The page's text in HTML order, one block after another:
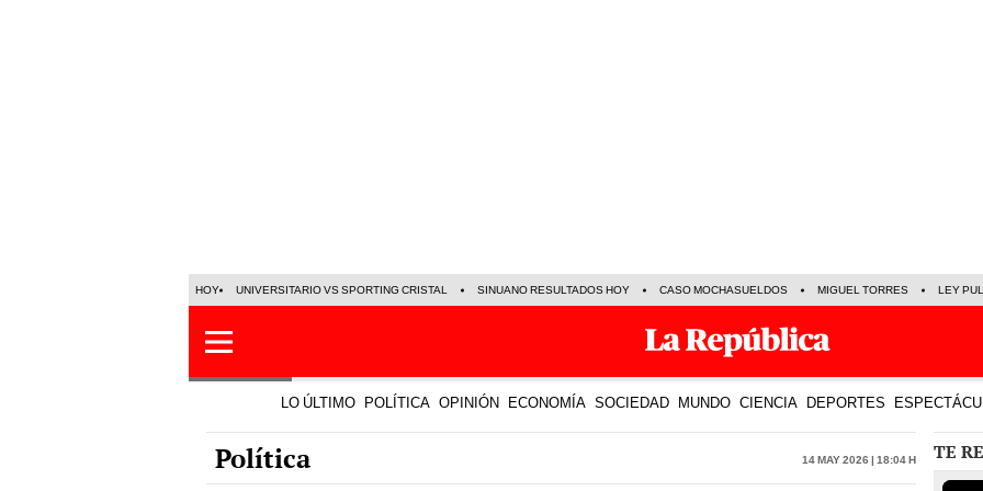
HOY UNIVERSITARIO VS SPORTING CRISTAL SINUANO RESULTADOS HOY CASO MOCHASUELDOS MIGUEL TORRES LEY
LO ÚLTIMO POLÍTICA OPINIÓN ECONOMÍA SOCIEDAD MUNDO CIENCIA DEPORTES
Política 14 May 2026 | 18:04 h TE